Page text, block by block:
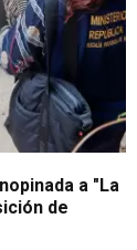
a "La
de